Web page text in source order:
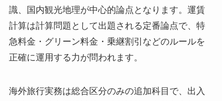
識、国内観光地理が中心的論点となります。運賃
計算は計算問題として出題される定番論点で、特
急料金・グリーン料金・乗継割引などのルールを
正確に運用する力が問われます。
海外旅行実務は総合区分のみの追加科目で、出入